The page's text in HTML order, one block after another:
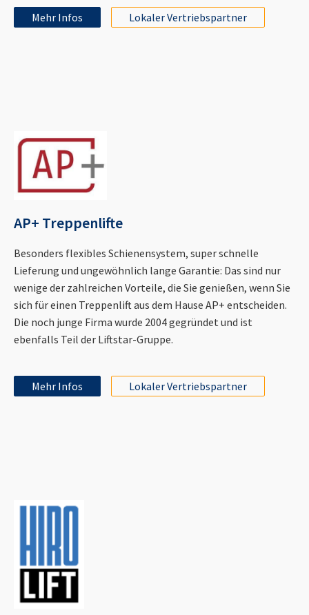
Mehr Infos Lokaler Vertriebspartner
AP+ Treppenlifte
Besonders flexibles Schienensystem, super schnelle
Lieferung und ungewöhnlich lange Garantie: Das sind nur
wenige der zahlreichen Vorteile, die Sie genießen, wenn Sie
sich für einen Treppenlift aus dem Hause AP+ entscheiden.
Die noch junge Firma wurde 2004 gegründet und ist
ebenfalls Teil der Liftstar-Gruppe.
Mehr Infos Lokaler Vertriebspartner